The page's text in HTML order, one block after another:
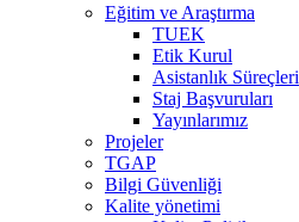
Eğitim ve Araştırma
TUEK
Etik Kurul
Asistanlık Süreçleri
Staj Başvuruları
Yayınlarımız
Projeler
TGAP
Bilgi Güvenliği
Kalite yönetimi